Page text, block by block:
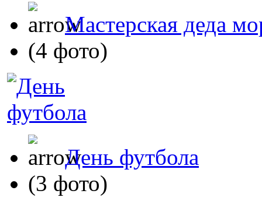
Мастерская деда
(4 фото)
День футбола
(3 фото)